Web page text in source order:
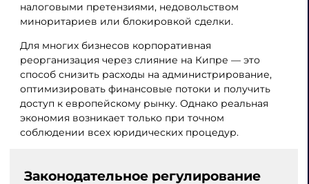
налоговыми претензиями, недовольством
миноритариев или блокировкой сделки.
Для многих бизнесов корпоративная
реорганизация через слияние на Кипре — это
способ снизить расходы на администрирование,
оптимизировать финансовые потоки и получить
доступ к европейскому рынку. Однако реальная
экономия возникает только при точном
соблюдении всех юридических процедур.
Законодательное регулирование